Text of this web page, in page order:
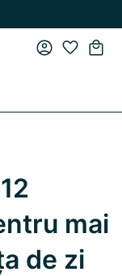
mai
de zi